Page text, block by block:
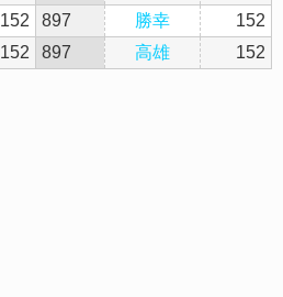
152 897 勝幸
152
152 897 高雄 152